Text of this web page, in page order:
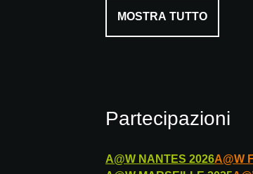
MOSTRA TUTTO
Partecipazioni
A@W NANTES 2026A@W